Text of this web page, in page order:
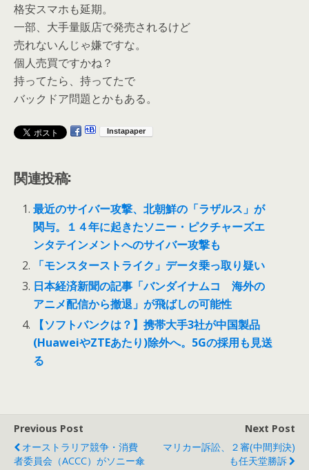
格安スマホも延期。
一部、大手量販店で発売されるけど
売れないんじゃ嫌ですな。
個人売買ですかね？
持ってたら、持ってたで
バックドア問題とかもある。
関連投稿:
最近のサイバー攻撃、北朝鮮の「ラザルス」が
関与。１４年に起きたソニー・ピクチャーズエ
ンタテインメントへのサイバー攻撃も
「モンスターストライク」データ乗っ取り疑い
日本経済新聞の記事「バンダイナムコ 海外の
アニメ配信から撤退」が飛ばしの可能性
【ソフトバンクは？】携帯大手3社が中国製品
(HuaweiやZTEあたり)除外へ。5Gの採用も見送
る
Previous Post
オーストラリア競争・消費
者委員会（ACCC）がソニー傘
Next Post
マリカー訴訟、２審(中間判決)
も任天堂勝訴